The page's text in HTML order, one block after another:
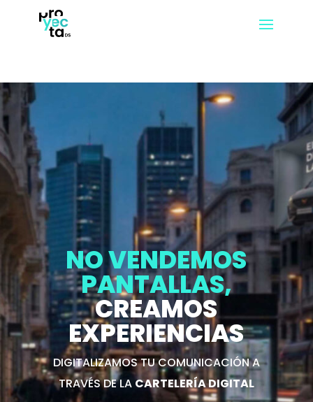
NO VENDEMOS
PANTALLAS,
CREAMOS
EXPERIENCIAS
DIGITALIZAMOS TU COMUNICACIÓN A
TRAVÉS DE LA CARTELERÍA DIGITAL